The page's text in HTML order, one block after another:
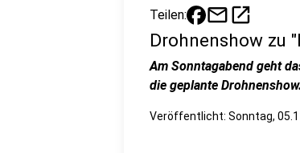
Teilen: mailopen_in_new
Drohnenshow zu
Am Sonntagabend geht
die geplante
Veröffentlicht: Sonntag,